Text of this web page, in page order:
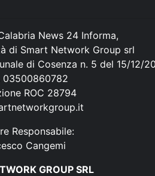
News 24 Informa,
di Smart Network Group srl
di Cosenza n. 5 del 15/12/
03500860782
ROC 28794
Responsabile:
Cangemi
GROUP SRL